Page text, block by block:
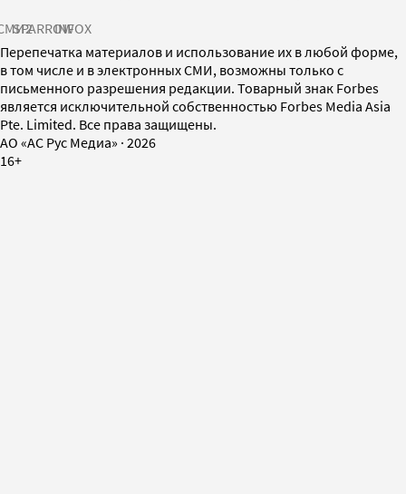
SPARROWINFOX
Перепечатка материалов и использование их в любой форме,
в том числе и в электронных СМИ, возможны только с
письменного разрешения редакции. Товарный знак Forbes
является исключительной собственностью Forbes Media Asia
Pte. Limited. Все права защищены.
AO «АС Рус Медиа» · 2026
16+